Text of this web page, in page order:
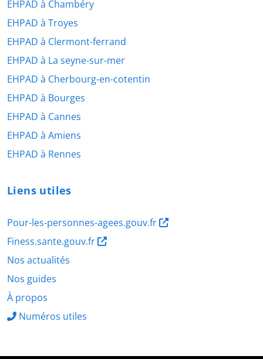
EHPAD à Chambéry
EHPAD à Troyes
EHPAD à Clermont-ferrand
EHPAD à La seyne-sur-mer
EHPAD à Cherbourg-en-cotentin
EHPAD à Bourges
EHPAD à Cannes
EHPAD à Amiens
EHPAD à Rennes
Liens utiles
Pour-les-personnes-agees.gouv.fr
Finess.sante.gouv.fr
Nos actualités
Nos guides
À propos
Numéros utiles